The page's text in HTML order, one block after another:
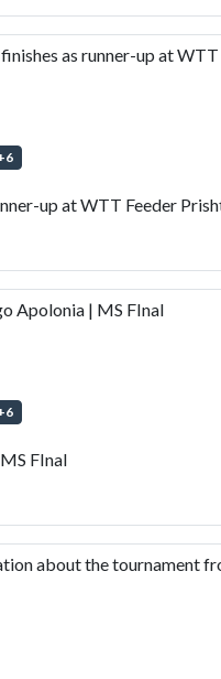
as runner-up at
6
up at WTT Feeder
Apolonia | MS FInal
6
FInal
about the tournament